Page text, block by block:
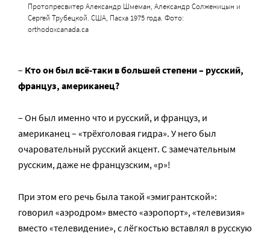
Протопресвитер Александр Шмеман, Александр Солженицын и
Сергей Трубецкой. США, Пасха 1975 года. Фото:
orthodoxcanada.ca
– Кто он был всё-таки в большей степени – русский,
француз, американец?
– Он был именно что и русский, и француз, и
американец – «трёхголовая гидра». У него был
очаровательный русский акцент. С замечательным
русским, даже не французским, «р»!
При этом его речь была такой «эмигрантской»:
говорил «аэродром» вместо «аэропорт», «телевизия»
вместо «телевидение», с лёгкостью вставлял в русскую